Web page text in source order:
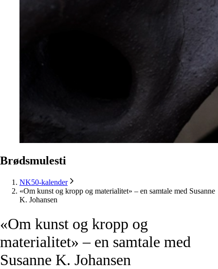
Brødsmulesti
NK50-kalender
«Om kunst og kropp og materialitet» – en samtale med Susanne
K. Johansen
«Om kunst og kropp og
materialitet» – en samtale med
Susanne K. Johansen